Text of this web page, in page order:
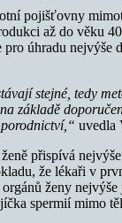
pojišťovny
až do věku
úhradu nejvýše
stejné, tedy
základě
uvedla
přispívá
že lékaři v
ženy
spermií mimo